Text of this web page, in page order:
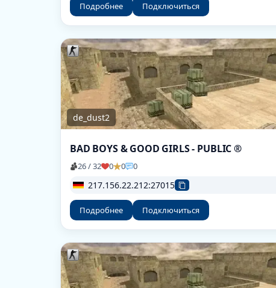
Подробнее Подключиться
de_dust2
BAD BOYS & GOOD GIRLS - PUBLIC ®
26 / 32 0 0 0
217.156.22.212:27015
Подробнее Подключиться